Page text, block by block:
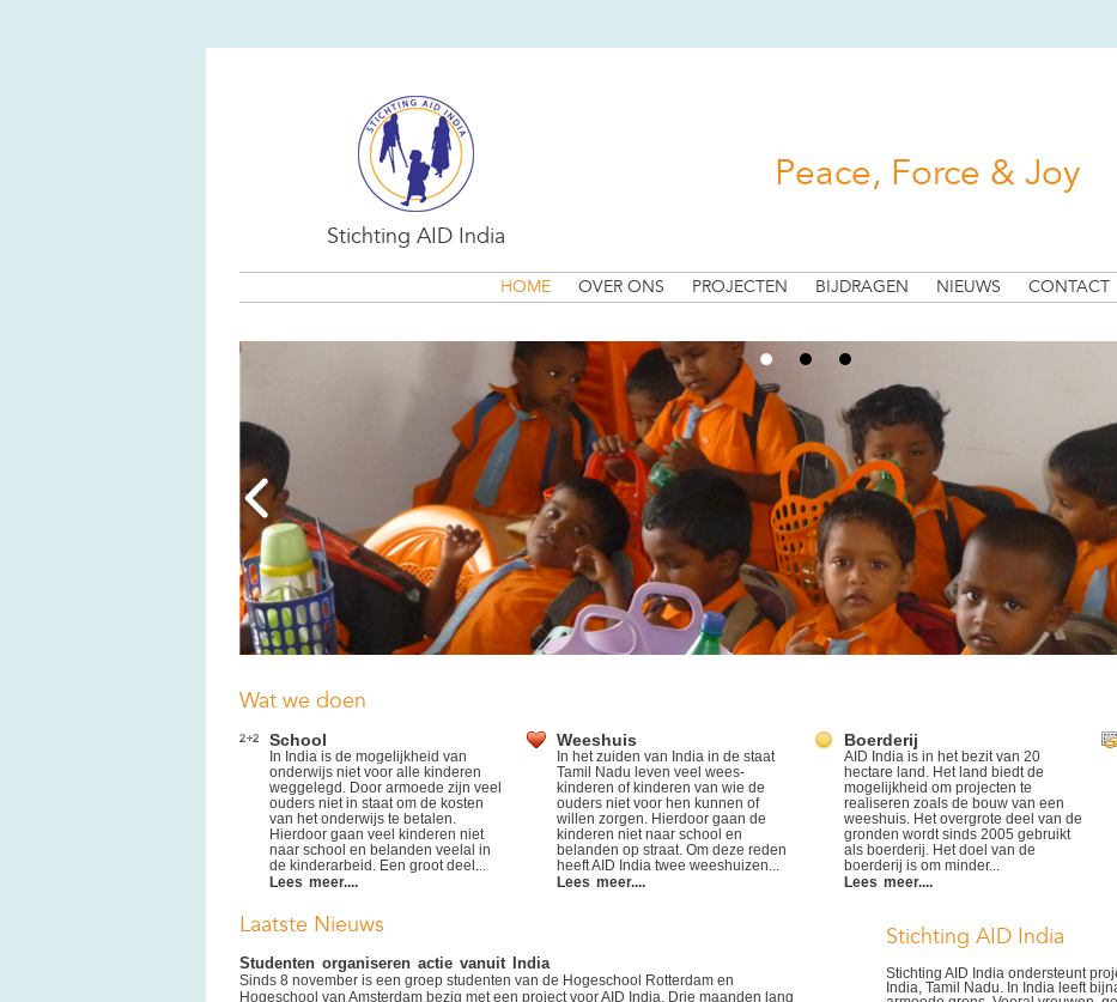
Stichting AID India
Peace, Force & Joy
HOME OVER ONS PROJECTEN BIJDRAGEN NIEUWS CONTACT
Wat we doen
School
In India is de mogelijkheid van
onderwijs niet voor alle kinderen
weggelegd. Door armoede zijn veel
ouders niet in staat om de kosten
van het onderwijs te betalen.
Hierdoor gaan veel kinderen niet
naar school en belanden veelal in
de kinderarbeid. Een groot deel...
Lees meer....
Weeshuis
In het zuiden van India in de staat
Tamil Nadu leven veel wees-
kinderen of kinderen van wie de
ouders niet voor hen kunnen of
willen zorgen. Hierdoor gaan de
kinderen niet naar school en
belanden op straat. Om deze reden
heeft AID India twee weeshuizen...
Lees meer....
Boerderij
AID India is in het bezit van 20
hectare land. Het land biedt de
mogelijkheid om projecten te
realiseren zoals de bouw van een
weeshuis. Het overgrote deel van de
gronden wordt sinds 2005 gebruikt
als boerderij. Het doel van de
boerderij is om minder...
Lees meer....
Laatste Nieuws
Studenten organiseren actie vanuit India
Sinds 8 november is een groep studenten van de Hogeschool Rotterdam en
Hogeschool van Amsterdam bezig met een project voor AID India. Drie maanden lang
Stichting AID India
Stichting AID India ondersteunt
India, Tamil Nadu. In India leeft